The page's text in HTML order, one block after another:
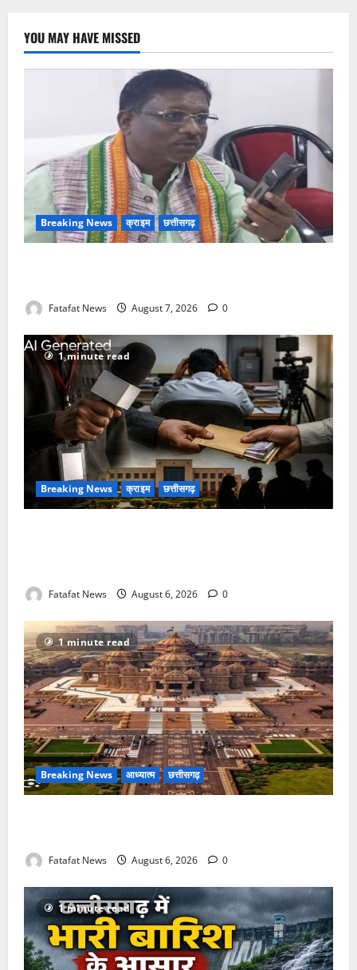
YOU MAY HAVE MISSED
Breaking News क्राइम छत्तीसगढ़
Fatafat News August 7, 2026 0
1 minute read
Breaking News क्राइम छत्तीसगढ़
Fatafat News August 6, 2026 0
1 minute read
Breaking News आध्यात्म छत्तीसगढ़
Fatafat News August 6, 2026 0
1 minute read